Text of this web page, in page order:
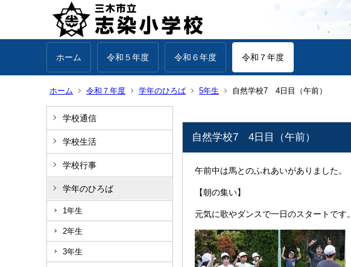
ホーム 令和５年度 令和６年度 令和７年度
ホーム 令和７年度 学年のひろば 5年生 自然学校7 4日目（午前）
学校通信
学校生活
学校行事
学年のひろば
1年生
2年生
3年生
自然学校7 4日目（午前）
午前中は馬とのふれあいがありました。
【朝の集い】
元気に歌やダンスで一日のスタートです。